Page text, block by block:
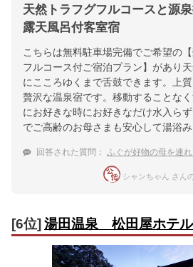
天然トラフグフルコースと源
露天風呂付客室宿
こちらは無料駐車場完備でご希望の
フルコース付ご宿泊プラン】があり
にこころゆくまで舌鼓できます。上
贅沢な温泉宿です。移動することな
にお好きな時にお好きなだけ水入ら
でご高齢のお母さまも安心して湯浴み
回答された質問： ふぐが好物の母を連れて贅沢旅
シャンちゃん さん
[6位] 湯田温泉 松田屋ホテル